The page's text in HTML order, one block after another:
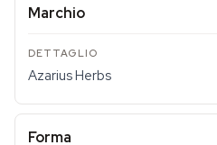
Marchio
Azarius Herbs
Forma